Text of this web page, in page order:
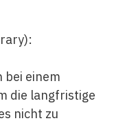
bei einem
die langfristige
nicht zu